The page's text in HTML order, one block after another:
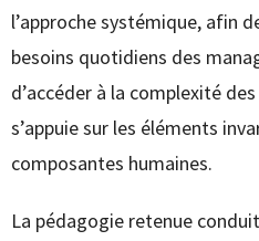
l’approche systémique, afin
besoins quotidiens des
d’accéder à la complexité
s’appuie sur les éléments
composantes humaines.
La pédagogie retenue